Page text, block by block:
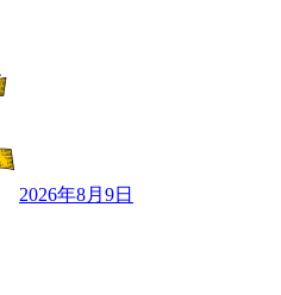
2026年8月9日